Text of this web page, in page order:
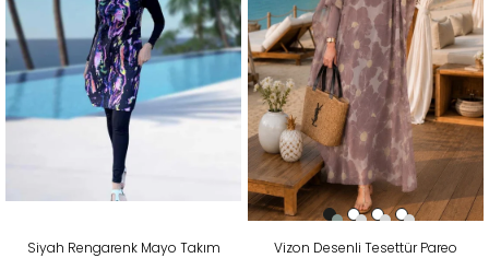
Siyah Rengarenk Mayo Takım Vizon Desenli Tesettür Pareo